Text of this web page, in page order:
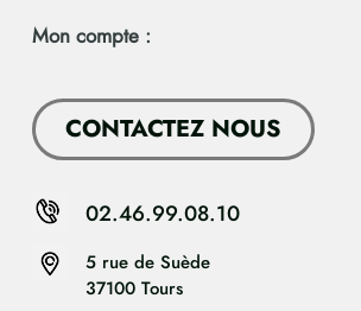
Mon compte :
CONTACTEZ NOUS
5 rue de Suède
37100 Tours
02.46.99.08.10